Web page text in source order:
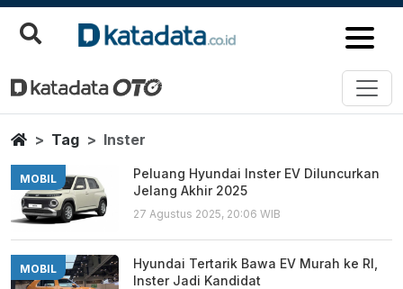
Inster
Berita Terbaru
HomeTag Inster
MOBIL
Peluang Hyundai Inster EV Diluncurkan
Jelang Akhir 2025
27 Agustus 2025, 20:06 WIB
MOBIL
Hyundai Tertarik Bawa EV Murah ke RI,
Inster Jadi Kandidat